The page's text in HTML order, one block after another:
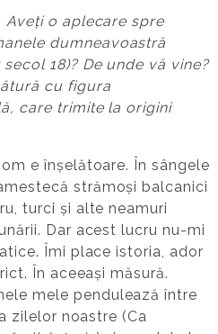
Aveți o aplecare spre
dumneavoastră
18)? De unde vă vine?
cu figura
care trimite la origini
e înșelătoare. În sângele
strămoși balcanici
turci și alte neamuri
Dar acest lucru nu-mi
Îmi place istoria, ador
În aceeași măsură.
mele pendulează între
zilelor noastre (Ca